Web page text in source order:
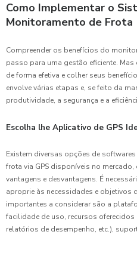
Como Implementar o
Monitoramento de Frota
Compreender os benefícios do
passo para uma gestão eficiente.
de forma efetiva e colher seus
envolve várias etapas e, se feito da
produtividade, a segurança e a
Escolha lhe Aplicativo de GPS
Existem diversas opções de
frota via GPS disponíveis no
vantagens e desvantagens. É
aproprie às necessidades e objetivos
importantes a considerar são a
facilidade de uso, recursos
relatórios de desempenho, etc.),